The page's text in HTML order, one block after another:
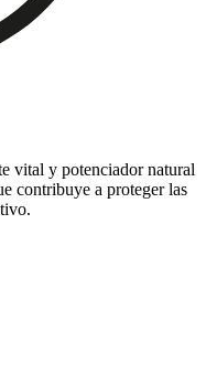
vital y potenciador natural
contribuye a proteger las